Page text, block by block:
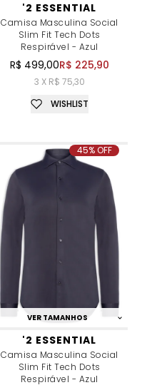
'2 ESSENTIAL
Camisa Masculina Social
Slim Fit Tech Dots
Respirável - Azul
R$ 499,00R$ 225,90
3 X R$ 75,30
WISHLIST
VER TAMANHOS
'2 ESSENTIAL
Camisa Masculina Social
Slim Fit Tech Dots
Respirável - Azul
45% OFF